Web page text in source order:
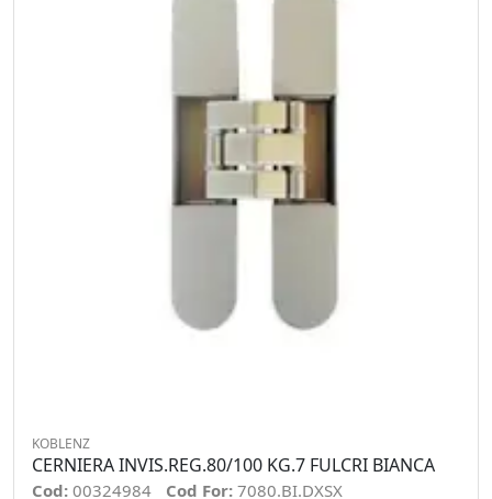
KOBLENZ
CERNIERA INVIS.REG.80/100 KG.7 FULCRI BIANCA
Cod: 00324984 Cod For: 7080.BI.DXSX